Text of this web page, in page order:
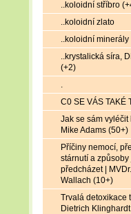
..koloidní stříbro
..koloidní zlato
..koloidní minerály
..krystalická síra,
(+2)
.
C0 SE VÁS TAKÉ
Jak se sám vyléčit
Mike Adams (50+)
Příčiny nemocí,
stárnutí a
předcházet |
Wallach (10+)
Trvalá detoxikace
Dietrich